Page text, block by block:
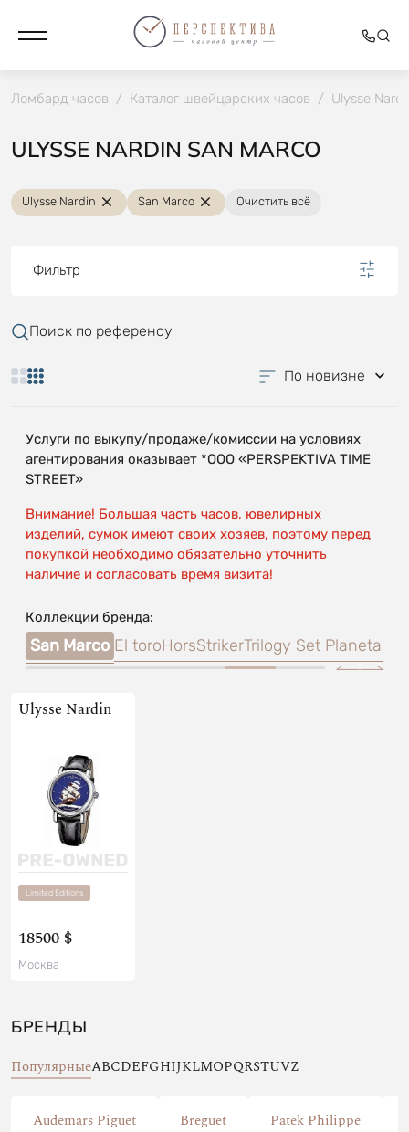
Ломбард часов / Каталог швейцарских часов / Ulysse
ULYSSE NARDIN SAN MARCO
Ulysse Nardin San Marco Очистить всё
Фильтр
Поиск по референсу
По новизне
Услуги по выкупу/продаже/комиссии на условиях
агентирования оказывает *OOO «PERSPEKTIVA TIME
STREET»
Внимание! Большая часть часов, ювелирных
изделий, сумок имеют своих хозяев, поэтому перед
покупкой необходимо обязательно уточнить
наличие и согласовать время визита!
Коллекции бренда:
San Marco El toroHorsStrikerTrilogy Set
Ulysse Nardin
Limited Editions
18500 $
Москва
БРЕНДЫ
ПопулярныеABCDEFGHIJKLMOPQRSTUVZ
Audemars Piguet Breguet Patek Philippe